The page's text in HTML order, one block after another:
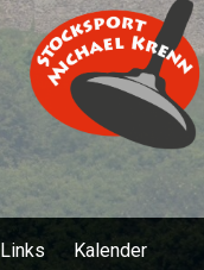
Links
Kalender